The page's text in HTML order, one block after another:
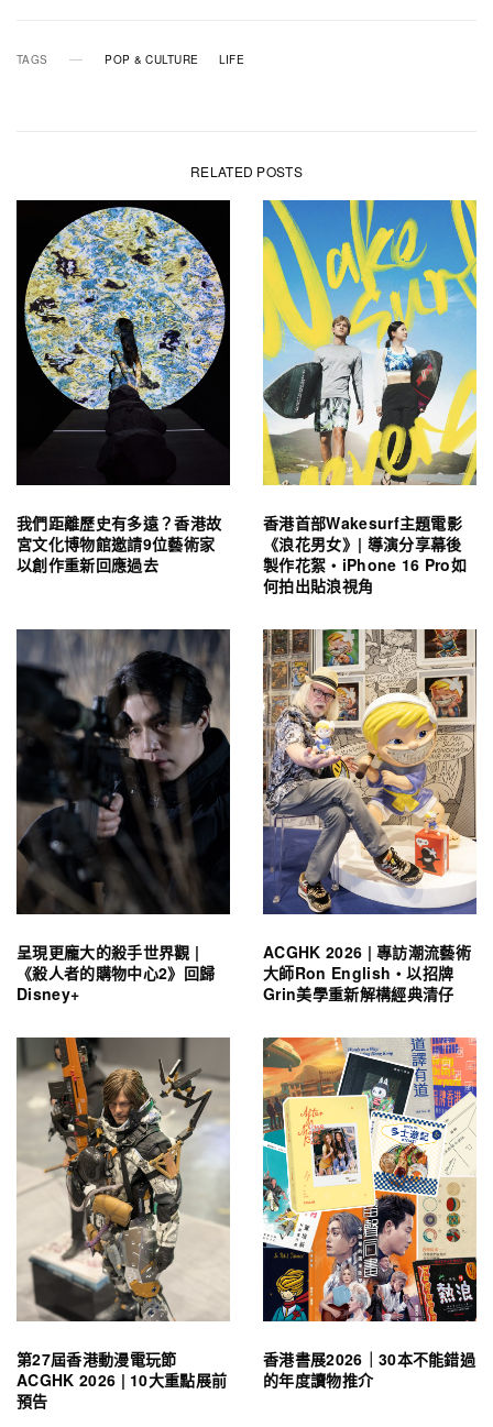
TAGS POP & CULTURE LIFE
RELATED POSTS
我們距離歷史有多遠？香港故
宮文化博物館邀請9位藝術家
以創作重新回應過去
香港首部Wakesurf主題電影
《浪花男女》| 導演分享幕後
製作花絮・iPhone 16 Pro如
何拍出貼浪視角
呈現更龐大的殺手世界觀 |
《殺人者的購物中心2》回歸
Disney+
ACGHK 2026 | 專訪潮流藝術
大師Ron English・以招牌
Grin美學重新解構經典清仔
第27屆香港動漫電玩節
ACGHK 2026 | 10大重點展前
預告
香港書展2026｜30本不能錯過
的年度讀物推介